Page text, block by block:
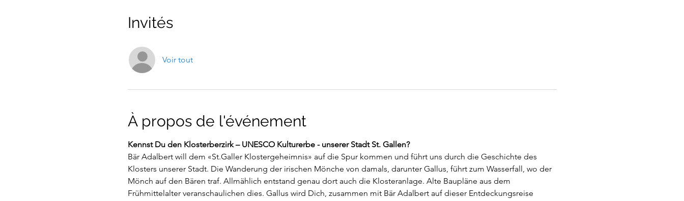
Invités
Voir tout
À propos de l'événement
Kennst Du den Klosterberzirk – UNESCO Kulturerbe - unserer Stadt St. Gallen?
Bär Adalbert will dem «St.Galler Klostergeheimnis» auf die Spur kommen und führt uns durch die Geschichte des
Klosters unserer Stadt. Die Wanderung der irischen Mönche von damals, darunter Gallus, führt zum Wasserfall, wo der
Mönch auf den Bären traf. Allmählich entstand genau dort auch die Klosteranlage. Alte Baupläne aus dem
Frühmittelalter veranschaulichen dies. Gallus wird Dich, zusammen mit Bär Adalbert auf dieser Entdeckungsreise